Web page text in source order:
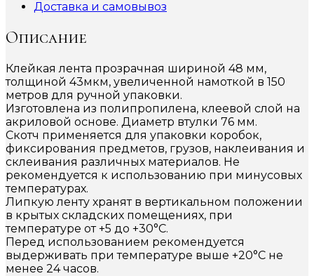
Доставка и самовывоз
Описание
Клейкая лента прозрачная шириной 48 мм,
толщиной 43мкм, увеличенной намоткой в 150
метров для ручной упаковки.
Изготовлена из полипропилена, клеевой слой на
акриловой основе. Диаметр втулки 76 мм.
Скотч применяется для упаковки коробок,
фиксирования предметов, грузов, наклеивания и
склеивания различных материалов. Не
рекомендуется к использованию при минусовых
температурах.
Липкую ленту хранят в вертикальном положении
в крытых складских помещениях, при
температуре от +5 до +30°С.
Перед использованием рекомендуется
выдерживать при температуре выше +20°С не
менее 24 часов.